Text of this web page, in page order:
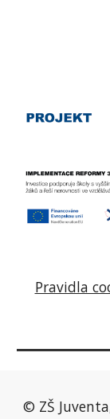
Pravidla
© ZŠ